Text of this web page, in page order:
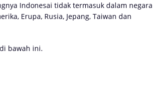
Indonesai tidak termasuk dalam negara
Erupa, Rusia, Jepang, Taiwan dan
bawah ini.